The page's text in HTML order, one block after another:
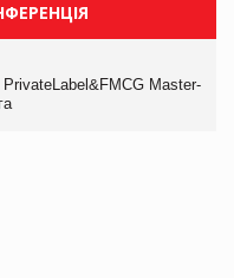
PrivateLabel&FMCG Master-